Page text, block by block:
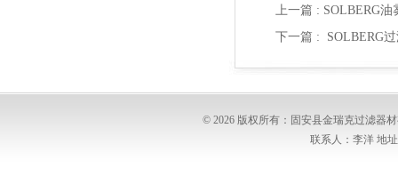
上一篇 : SOLBERG
下一篇 : SOLBERG
© 2026 版权所有：固安县金瑞克过滤器
联系人：李洋 地